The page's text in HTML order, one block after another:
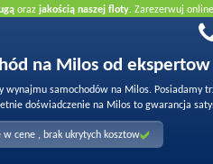
oraz jakością naszej floty. Zarezerwuj
na Milos od ekspertow
wynajmu samochodów na Milos. Posiadamy
doświadczenie na Milos to gwarancja
w cene , brak ukrytych kosztow